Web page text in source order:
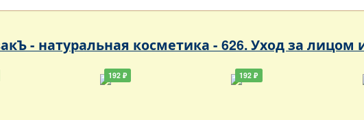
- натуральная косметика - 626. Уход за лицом
192 ₽ 192 ₽